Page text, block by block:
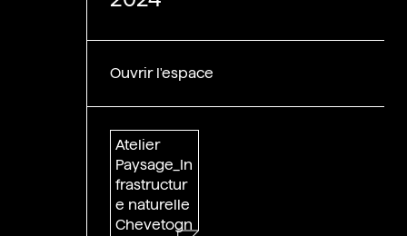
Ouvrir l'espace
Atelier
Paysage_In
frastructur
e naturelle
Chevetogn